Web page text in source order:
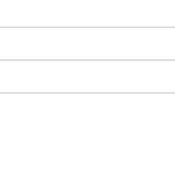
Super White Black Edition,